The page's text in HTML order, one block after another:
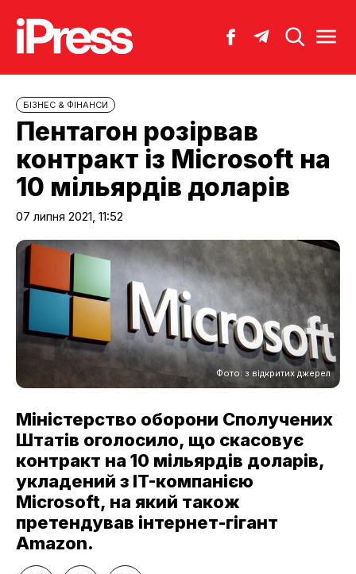
БІЗНЕС & ФІНАНСИ
Пентагон розірвав
контракт із Microsoft на
10 мільярдів доларів
07 липня 2021, 11:52
Фото: з відкритих джерел
Міністерство оборони Сполучених
Штатів оголосило, що скасовує
контракт на 10 мільярдів доларів,
укладений з IT-компанією
Microsoft, на який також
претендував інтернет-гігант
Amazon.